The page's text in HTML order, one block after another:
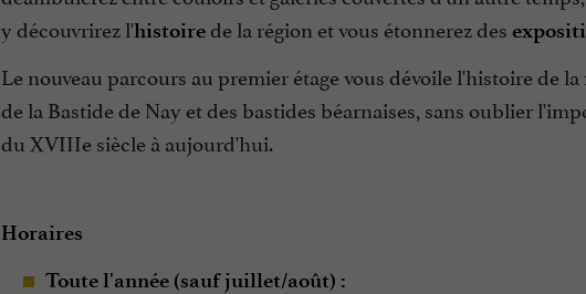
y découvrirez l'histoirede la région et vous étonnerez des
Le nouveau parcours au premier étage vous dévoile l'histoire de
de la Bastide de Nay et des bastides béarnaises, sans oublier
du XVIIIe siècle à aujourd'hui.
Horaires
Toute l'année (sauf juillet/août) :